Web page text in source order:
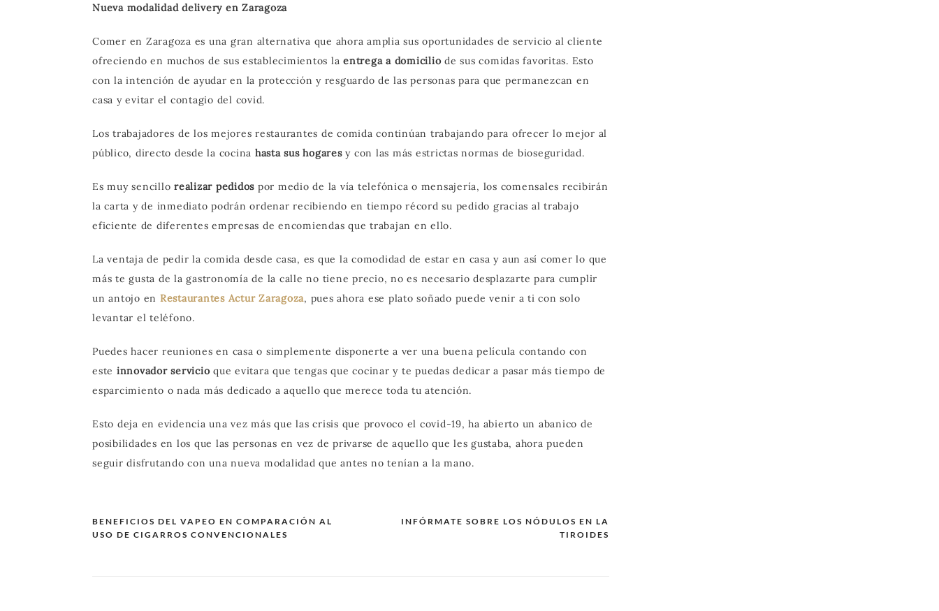
Nueva modalidad delivery en Zaragoza
Comer en Zaragoza es una gran alternativa que ahora amplia sus oportunidades de servicio al cliente
ofreciendo en muchos de sus establecimientos la entrega a domiciliode sus comidas favoritas. Esto
con la intención de ayudar en la protección y resguardo de las personas para que permanezcan en
casa y evitar el contagio del covid.
Los trabajadores de los mejores restaurantes de comida continúan trabajando para ofrecer lo mejor al
público, directo desde la cocina hasta sus hogaresy con las más estrictas normas de bioseguridad.
Es muy sencillo realizar pedidos por medio de la vía telefónica o mensajería, los comensales recibirán
la carta y de inmediato podrán ordenar recibiendo en tiempo récord su pedido gracias al trabajo
eficiente de diferentes empresas de encomiendas que trabajan en ello.
La ventaja de pedir la comida desde casa, es que la comodidad de estar en casa y aun así comer lo que
más te gusta de la gastronomía de la calle no tiene precio, no es necesario desplazarte para cumplir
un antojo en Restaurantes Actur Zaragoza, pues ahora ese plato soñado puede venir a ti con solo
levantar el teléfono.
Puedes hacer reuniones en casa o simplemente disponerte a ver una buena película contando con
este innovador servicioque evitara que tengas que cocinar y te puedas dedicar a pasar más tiempo de
esparcimiento o nada más dedicado a aquello que merece toda tu atención.
Esto deja en evidencia una vez más que las crisis que provoco el covid-19, ha abierto un abanico de
posibilidades en los que las personas en vez de privarse de aquello que les gustaba, ahora pueden
seguir disfrutando con una nueva modalidad que antes no tenían a la mano.
Navegación
INFÓRMATE SOBRE LOS NÓDULOS EN LA
TIROIDES
BENEFICIOS DEL VAPEO EN COMPARACIÓN AL
USO DE CIGARROS CONVENCIONALES